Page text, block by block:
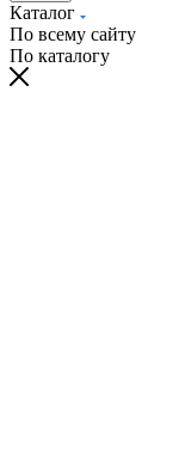
Каталог
По всему сайту
По каталогу